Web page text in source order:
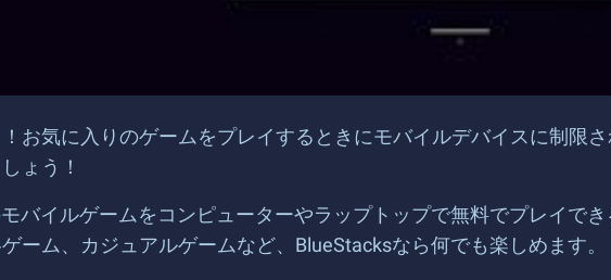
お気に入りのゲームをプレイするときにモバイルデバイスに制限
ょう！
バイルゲームをコンピューターやラップトップで無料でプレイで
ーム、カジュアルゲームなど、BlueStacksなら何でも楽しめます。